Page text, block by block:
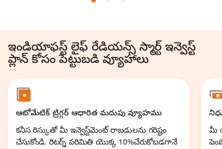
ఇండియాఫస్ట్ లైఫ్ రేడియన్స్ స్మార్ట్ ఇన్వెస్ట్
ప్లాన్ కోసం పెట్టుబడి వ్యూహాలు
ఆటోమేటిక్ ట్రిగ్గర్ ఆధారిత మదుపు వ్యూహము
కనీస రిస్కుతో మీ ఇన్వెస్ట్‌మెంట్ రాబడులను గరిష్టం
చేసుకోండి. రిటర్న్ పరిమితి యొక్క 10%చేరుకోబడగానే
మీ